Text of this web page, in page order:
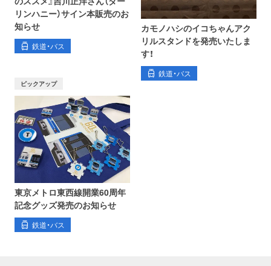
リンハニー）サイン本販売のお
知らせ
鉄道・バス
ピックアップ
東京メトロ東西線開業60周年
記念グッズ発売のお知らせ
鉄道・バス
カモノハシのイコちゃんアク
リルスタンドを発売いたしま
す！
鉄道・バス